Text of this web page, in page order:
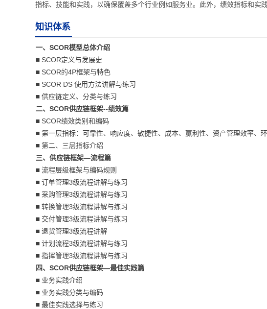
指标、技能和实践，以确保覆盖多个行业例如服务业。此外，绩效指标和
知识体系
一、SCOR模型总体介绍
■ SCOR定义与发展史
■ SCOR的4P框架与特色
■ SCOR DS 使用方法讲解与练习
■ 供应链定义、分类与练习
二、SCOR供应链框架--绩效篇
■ SCOR绩效类别和编码
■ 第一层指标：可靠性、响应度、敏捷性、成本、赢利性、资产管理效率、
■ 第二、三层指标介绍
三、供应链框架—流程篇
■ 流程层级框架与编码规则
■ 订单管理3级流程讲解与练习
■ 采购管理3级流程讲解与练习
■ 转换管理3级流程讲解与练习
■ 交付管理3级流程讲解与练习
■ 退货管理3级流程讲解
■ 计划流程3级流程讲解与练习
■ 指挥管理3级流程讲解与练习
四、SCOR供应链框架—最佳实践篇
■ 业务实践介绍
■ 业务实践分类与编码
■ 最佳实践选择与练习